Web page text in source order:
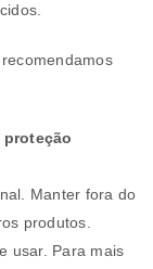
proteção
Manter fora do
produtos.
usar. Para mais